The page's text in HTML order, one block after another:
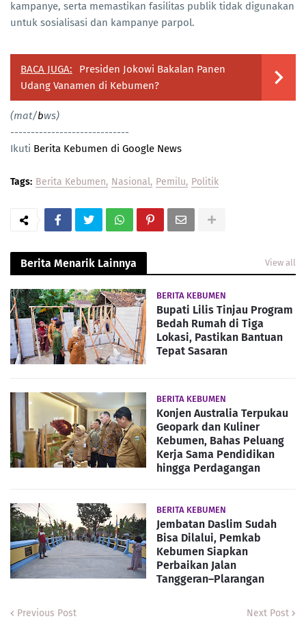
kampanye, serta memastikan fasilitas publik tidak digunakan
untuk sosialisasi dan kampanye parpol.
BACA JUGA:
Presiden Jokowi Bakalan Panen
Udang Vanamen di Kebumen?
(mat/bws)
-----------------------------
Ikuti Berita Kebumen di Google News
Tags: Berita Kebumen Nasional Pemilu Politik
Berita Menarik Lainnya View all
BERITA KEBUMEN
Bupati Lilis Tinjau Program
Bedah Rumah di Tiga
Lokasi, Pastikan Bantuan
Tepat Sasaran
BERITA KEBUMEN
Konjen Australia Terpukau
Geopark dan Kuliner
Kebumen, Bahas Peluang
Kerja Sama Pendidikan
hingga Perdagangan
BERITA KEBUMEN
Jembatan Daslim Sudah
Bisa Dilalui, Pemkab
Kebumen Siapkan
Perbaikan Jalan
Tanggeran–Plarangan
Previous Post Next Post